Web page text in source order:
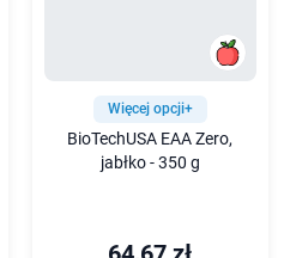
Więcej opcji+
BioTechUSA EAA Zero,
jabłko - 350 g